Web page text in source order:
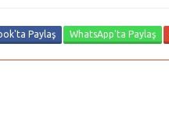
Paylaş WhatsApp'ta Paylaş